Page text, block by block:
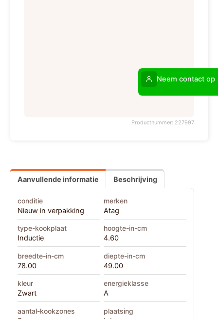
Productnummer: 227997
Aanvullende informatie Beschrijving
conditie
Nieuw in verpakking
merken
Atag
type-kookplaat
Inductie
hoogte-in-cm
4.60
breedte-in-cm
78.00
diepte-in-cm
49.00
kleur
Zwart
energieklasse
A
aantal-kookzones plaatsing
Neem contact op